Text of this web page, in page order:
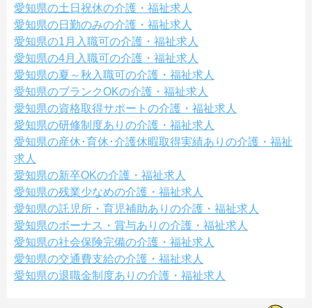
愛知県の土日祝休の介護・福祉求人
愛知県の日勤のみの介護・福祉求人
愛知県の1月入職可の介護・福祉求人
愛知県の4月入職可の介護・福祉求人
愛知県の夏～秋入職可の介護・福祉求人
愛知県のブランクOKの介護・福祉求人
愛知県の資格取得サポートの介護・福祉求人
愛知県の研修制度ありの介護・福祉求人
愛知県の産休･育休･介護休暇取得実績ありの介護・福祉
求人
愛知県の新卒OKの介護・福祉求人
愛知県の残業少なめの介護・福祉求人
愛知県の託児所・育児補助ありの介護・福祉求人
愛知県のボーナス・賞与ありの介護・福祉求人
愛知県の社会保険完備の介護・福祉求人
愛知県の交通費支給の介護・福祉求人
愛知県の退職金制度ありの介護・福祉求人